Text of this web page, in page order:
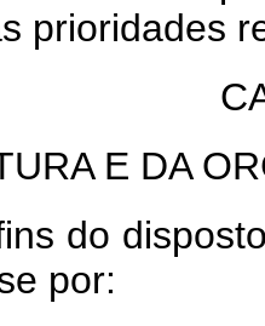
prioridades
E DA
do
por: